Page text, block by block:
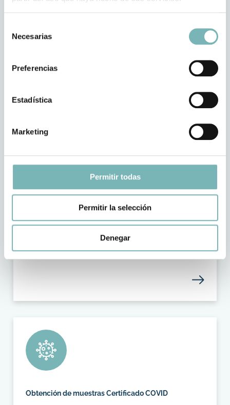
Necesarias
Preferencias
Estadística
Marketing
Permitir todas
Permitir la selección
Denegar
Asistencia sanitaria Centros de día y residencias
Obtención de muestras Certificado COVID